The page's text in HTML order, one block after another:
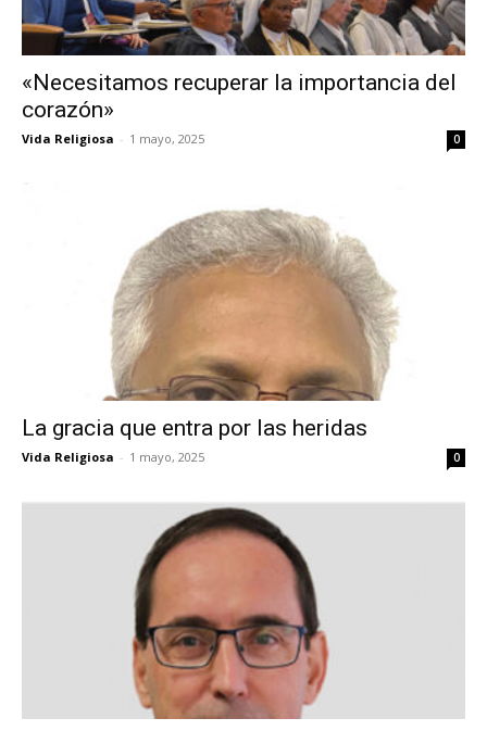
«Necesitamos recuperar la importancia del
corazón»
Vida Religiosa - 1 mayo, 2025 0
La gracia que entra por las heridas
Vida Religiosa - 1 mayo, 2025 0